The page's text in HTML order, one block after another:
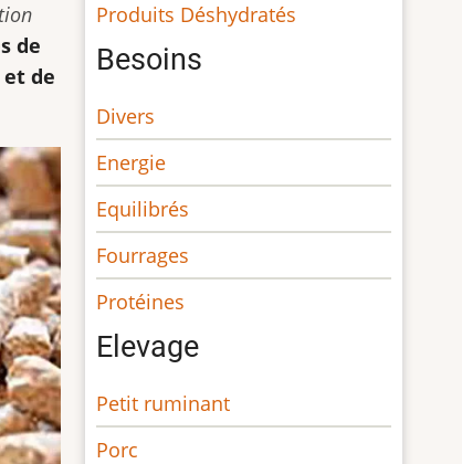
de
de
Produits Déshydratés
Besoins
Divers
Energie
Equilibrés
Fourrages
Protéines
Elevage
Petit ruminant
Porc